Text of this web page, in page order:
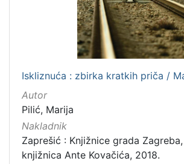
Iskliznuća : zbirka kratkih priča /
Autor
Pilić, Marija
Nakladnik
Zaprešić : Knjižnice grada
knjižnica Ante Kovačića, 2018.